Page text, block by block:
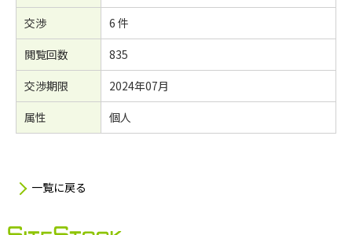
交渉
6 件
閲覧回数
835
交渉期限
2024年07月
属性
個人
一覧に戻る